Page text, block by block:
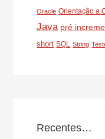
Oracle Orientação a
Java pré
short SQL String
Recentes…